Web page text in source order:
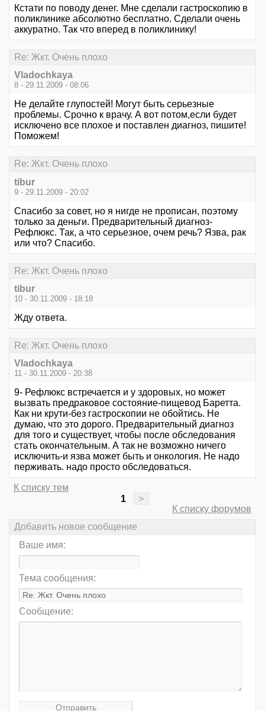
Кстати по поводу денег. Мне сделали гастроскопию в
поликлинике абсолютно бесплатно. Сделали очень
аккуратно. Так что вперед в поликлинику!
Re: Жкт. Очень плохо
Vladochkaya
8 - 29.11.2009 - 08:06
Не делайте глупостей! Могут быть серьезные
проблемы. Срочно к врачу. А вот потом,если будет
исключено все плохое и поставлен диагноз, пишите!
Поможем!
Re: Жкт. Очень плохо
tibur
9 - 29.11.2009 - 20:02
Спасибо за совет, но я нигде не прописан, поэтому
только за деньги. Предварительный диагноз-
Рефлюкс. Так, а что серьезное, очем речь? Язва, рак
или что? Спасибо.
Re: Жкт. Очень плохо
tibur
10 - 30.11.2009 - 18:18
Жду ответа.
Re: Жкт. Очень плохо
Vladochkaya
11 - 30.11.2009 - 20:38
9- Рефлюкс встречается и у здоровых, но может
вызвать предраковое состояние-пищевод Баретта.
Как ни крути-без гастроскопии не обойтись. Не
думаю, что это дорого. Предварительный диагноз
для того и существует, чтобы после обследования
стать окончательным. А так не возможно ничего
исключить-и язва может быть и онкология. Не надо
перживать. надо просто обследоваться.
К списку тем
1
>
К списку форумов
Добавить новое сообщение
Ваше имя:
Тема сообщения:
Сообщение: